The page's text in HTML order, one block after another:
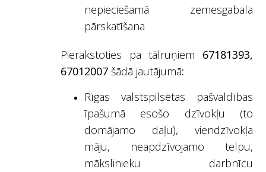
nepieciešamā zemesgabala
pārskatīšana
Pierakstoties pa tālruņiem 67181393,
67012007 šādā jautājumā:
Rīgas valstspilsētas pašvaldības
īpašumā esošo dzīvokļu (to
domājamo daļu), viendzīvokļa
māju, neapdzīvojamo telpu,
mākslinieku darbnīcu